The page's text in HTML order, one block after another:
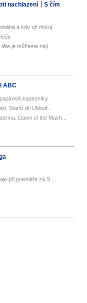
nachlazení
S čím
a kdy už riskuj...
je můžeme nají...
ABC
kapesníky
Starší díl Ubisof...
Dawn of the Mach...
při premiéře za S...